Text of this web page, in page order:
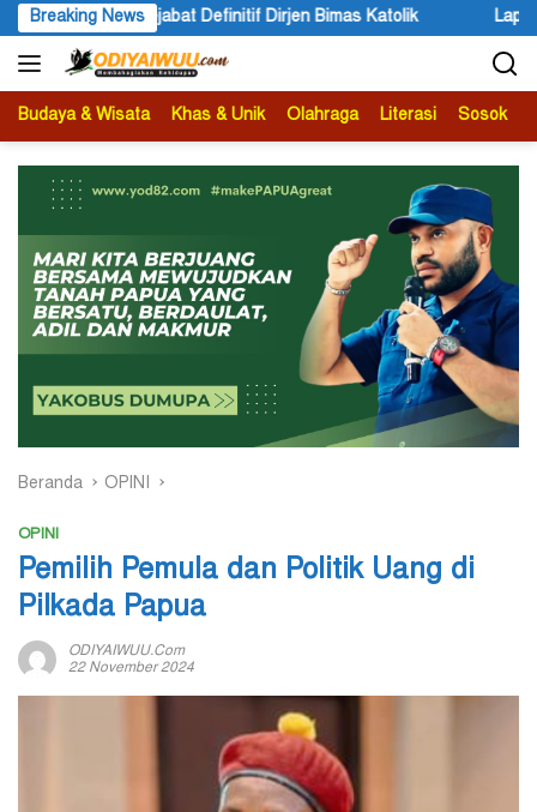
Langsung
ke
konten
Breaking News
Bimas Katolik Lapisan Persoalan Papua PT
Budaya & Wisata Khas & Unik Olahraga Literasi Sosok
Beranda OPINI
OPINI
Pemilih Pemula dan Politik Uang di
Pilkada Papua
ODIYAIWUU.com
22 November 2024